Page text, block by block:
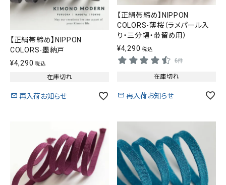
【正絹帯締め】NIPPON
COLORS-墨納戸
¥4,290 税込
在庫切れ
再入荷お知らせ
【正絹帯締め】NIPPON
COLORS-薄桜（ラメパール入
り・三分幅・帯留め用）
¥4,290 税込
6件
在庫切れ
再入荷お知らせ